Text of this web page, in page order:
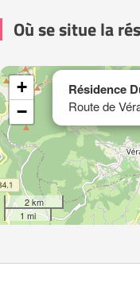
Où se situe la
Résidence
Route de
+
−
2 km
1 mi